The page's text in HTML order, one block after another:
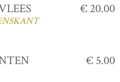
€ 20.00
€ 5.00